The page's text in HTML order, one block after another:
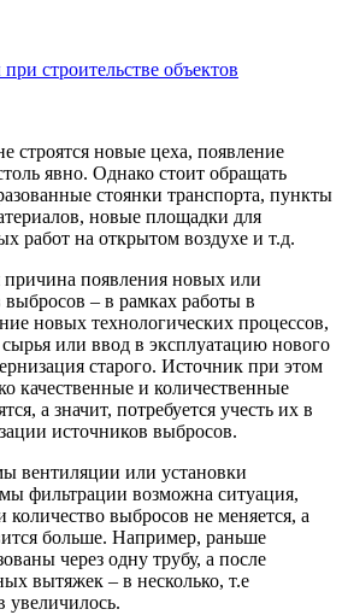
строительстве объектов
строятся новые цеха, появление
явно. Однако стоит обращать
стоянки транспорта, пункты
новые площадки для
работ на открытом воздухе и т.д.
появления новых или
– в рамках работы в
новых технологических процессов,
или ввод в эксплуатацию нового
старого. Источник при этом
качественные и количественные
а значит, потребуется учесть их в
источников выбросов.
вентиляции или установки
фильтрации возможна ситуация,
количество выбросов не меняется, а
больше. Например, раньше
через одну трубу, а после
вытяжек – в несколько, т.е
увеличилось.